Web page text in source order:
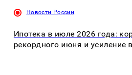
Новости России
Ипотека в июле 2026 года:
рекордного июня и усиление